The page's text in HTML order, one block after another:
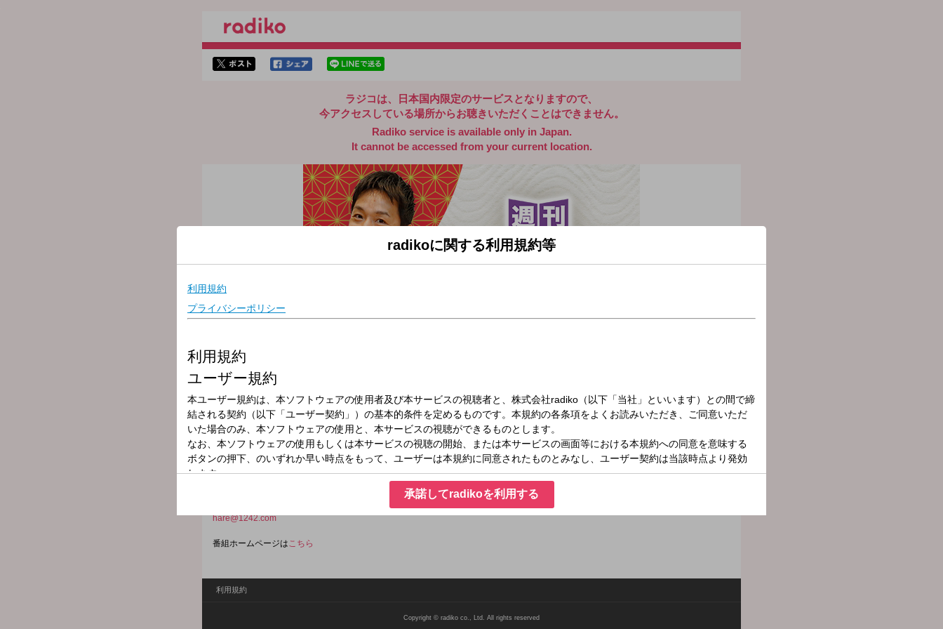
ラジコは、日本国内限定のサービスとなりますので、
今アクセスしている場所からお聴きいただくことはできません。
Radiko service is available only in Japan.
It cannot be accessed from your current location.
放送局
放送時間
2026年5月17日（日）06:04～06:13
番組名
週刊 なるほど！ニッポン
全国津々浦々、ニッポンには1700以上の市町村があります。そしてその市町村の数と同じだけ、その「まち」ならではの伝統料理や新グ
ルメ、地域を熱くし情を厚くするお祭りに、インスタでも話題になるスポットがあります。そんな各地の気になる情報を独自に調査し、
全国38局ネットでお届けするプログラムです。 メールアドレス：
hare@1242.com
番組ホームページはこちら
利用規約
Copyright © radiko co., Ltd. All rights reserved
radikoに関する利用規約等
承諾してradikoを利用する